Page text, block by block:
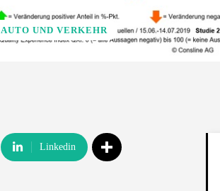
AUTO UND VERKEHR
Linkedin